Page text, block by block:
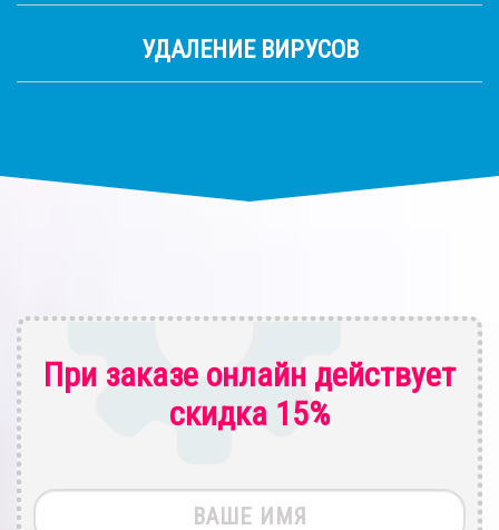
УДАЛЕНИЕ ВИРУСОВ
При заказе онлайн действует
скидка 15%